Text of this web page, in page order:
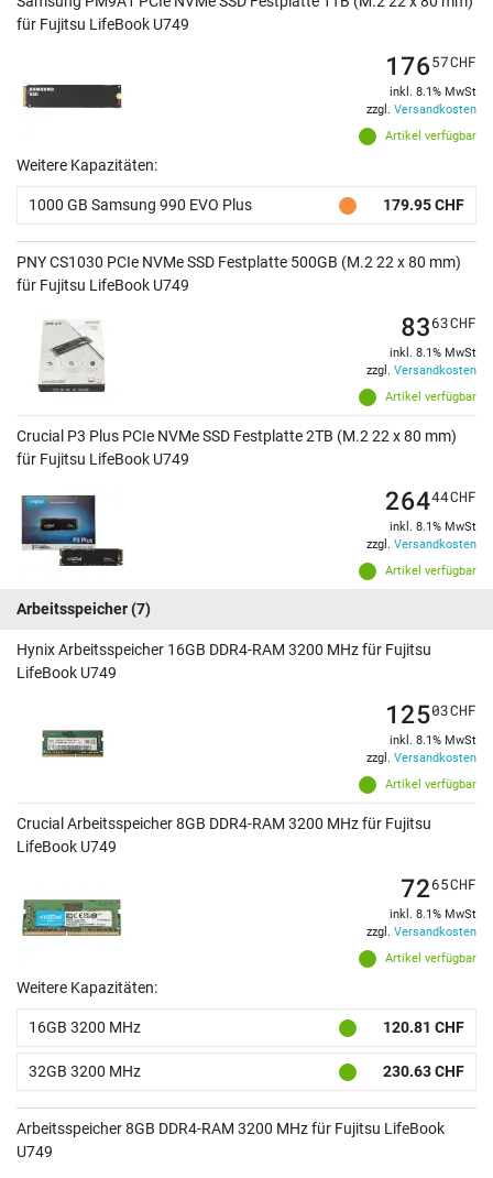
für Fujitsu LifeBook U749
Artikel verfügbar
17657CHF
inkl. 8.1% MwSt
zzgl. Versandkosten
Weitere Kapazitäten:
1000 GB Samsung 990 EVO Plus 179.95 CHF
PNY CS1030 PCIe NVMe SSD Festplatte 500GB (M.2 22 x 80 mm)
für Fujitsu LifeBook U749
Artikel verfügbar
8363CHF
inkl. 8.1% MwSt
zzgl. Versandkosten
Crucial P3 Plus PCIe NVMe SSD Festplatte 2TB (M.2 22 x 80 mm)
für Fujitsu LifeBook U749
Artikel verfügbar
26444CHF
inkl. 8.1% MwSt
zzgl. Versandkosten
Arbeitsspeicher(7)
Hynix Arbeitsspeicher 16GB DDR4-RAM 3200 MHz für Fujitsu
LifeBook U749
Artikel verfügbar
12503CHF
inkl. 8.1% MwSt
zzgl. Versandkosten
Crucial Arbeitsspeicher 8GB DDR4-RAM 3200 MHz für Fujitsu
LifeBook U749
Artikel verfügbar
7265CHF
inkl. 8.1% MwSt
zzgl. Versandkosten
Weitere Kapazitäten:
16GB 3200 MHz 120.81 CHF
32GB 3200 MHz 230.63 CHF
Arbeitsspeicher 8GB DDR4-RAM 3200 MHz für Fujitsu LifeBook
U749